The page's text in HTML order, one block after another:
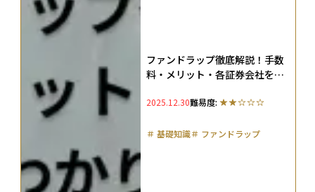
ファンドラップ徹底解説！手数
料・メリット・各証券会社を初
2025.12.30難易度:
＃ 基礎知識＃ ファンドラップ